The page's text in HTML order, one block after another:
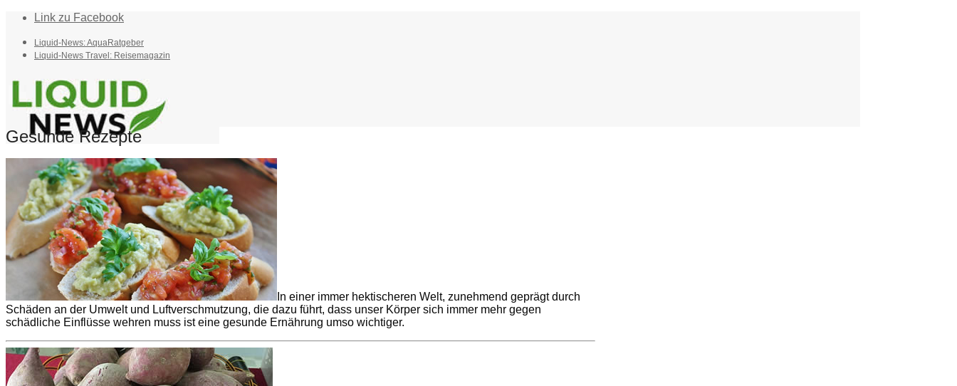
Link zu Facebook
Liquid-News: AquaRatgeber
Liquid-News Travel: Reisemagazin
Home
Suche
Menü Menü
Gesunde Rezepte
In einer immer hektischeren Welt, zunehmend geprägt durch
Schäden an der Umwelt und Luftverschmutzung, die dazu führt, dass unser Körper sich immer mehr gegen
schädliche Einflüsse wehren muss ist eine gesunde Ernährung umso wichtiger.